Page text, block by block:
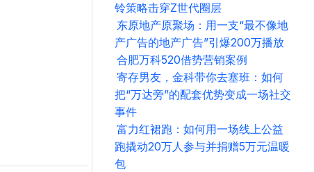
铃策略击穿Z世代圈层
东原地产原聚场：用一支“最不像地
产广告的地产广告”引爆200万播放
合肥万科520借势营销案例
寄存男友，金科带你去塞班：如何
把“万达旁”的配套优势变成一场社交
事件
富力红裙跑：如何用一场线上公益
跑撬动20万人参与并捐赠5万元温暖
包